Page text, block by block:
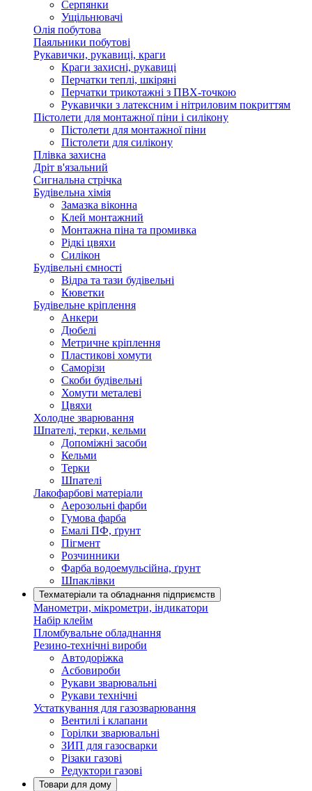
Серпянки
Ущільнювачі
Олія побутова
Паяльники побутові
Рукавички, рукавиці, краги
Краги захисні, рукавиці
Перчатки теплі, шкіряні
Перчатки трикотажні з ПВХ-точкою
Рукавички з латексним і нітриловим покриттям
Пістолети для монтажної піни і силікону
Пістолети для монтажної піни
Пістолети для силікону
Плівка захисна
Дріт в'язальний
Сигнальна стрічка
Будівельна хімія
Замазка віконна
Клей монтажний
Монтажна піна та промивка
Рідкі цвяхи
Силікон
Будівельні ємності
Відра та тази будівельні
Кюветки
Будівельне кріплення
Анкери
Дюбелі
Метричне кріплення
Пластикові хомути
Саморізи
Скоби будівельні
Хомути металеві
Цвяхи
Холодне зварювання
Шпателі, терки, кельми
Допоміжні засоби
Кельми
Терки
Шпателі
Лакофарбові матеріали
Аерозольні фарби
Гумова фарба
Емалі ПФ, ґрунт
Пігмент
Розчинники
Фарба водоемульсійна, ґрунт
Шпаклівки
Техматеріали та обладнання підприємств
Манометри, мікрометри, індикатори
Набір клейм
Пломбувальне обладнання
Резино-технічні вироби
Автодоріжка
Асбовироби
Рукави зварювальні
Рукави технічні
Устаткування для газозварювання
Вентилі і клапани
Горілки зварювальні
ЗИП для газосварки
Різаки газові
Редуктори газові
Товари для дому